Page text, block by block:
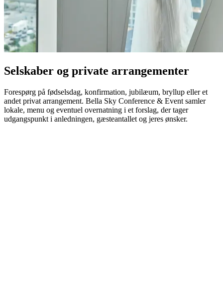
Selskaber og private arrangementer
Forespørg på fødselsdag, konfirmation, jubilæum, bryllup eller et
andet privat arrangement. Bella Sky Conference & Event samler
lokale, menu og eventuel overnatning i et forslag, der tager
udgangspunkt i anledningen, gæsteantallet og jeres ønsker.